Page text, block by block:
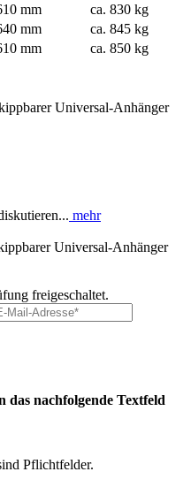
mm
ca. 830 kg
mm
ca. 845 kg
mm
ca. 850 kg
Universal-Anhänger
mehr
Universal-Anhänger
freigeschaltet.
das nachfolgende Textfeld
Pflichtfelder.